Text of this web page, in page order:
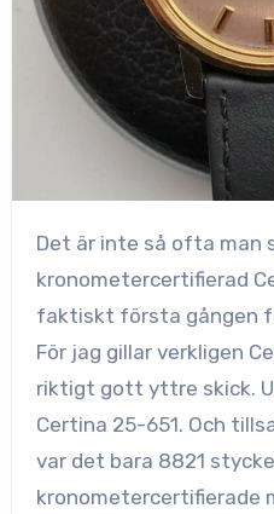
Det är inte så ofta man stöter på en gammal
kronometercertifierad
faktiskt första gången
För jag gillar verkligen
riktigt gott yttre skick.
Certina 25-651. Och
var det bara 8821
kronometercertifierade